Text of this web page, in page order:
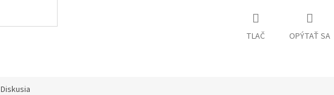
TLAČ OPÝTAŤ SA
Diskusia